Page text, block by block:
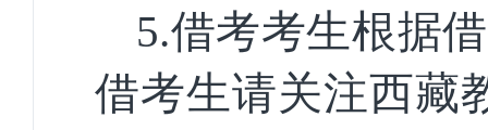
5.借考考生根据
借考生请关注西藏